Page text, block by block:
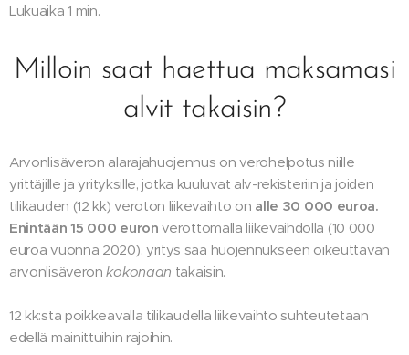
Lukuaika 1 min.
Milloin saat haettua maksamasi
alvit takaisin?
Arvonlisäveron alarajahuojennus on verohelpotus niille
yrittäjille ja yrityksille, jotka kuuluvat alv-rekisteriin ja joiden
tilikauden (12 kk) veroton liikevaihto on alle 30 000 euroa.
Enintään 15 000 euron verottomalla liikevaihdolla (10 000
euroa vuonna 2020), yritys saa huojennukseen oikeuttavan
arvonlisäveronkokonaan takaisin.
12 kk:sta poikkeavalla tilikaudella liikevaihto suhteutetaan
edellä mainittuihin rajoihin.